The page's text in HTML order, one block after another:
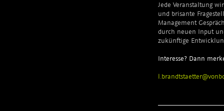
Jede Veranstaltung
und brisante
Management
durch neuen Input
zukünftige
Interesse? Dann